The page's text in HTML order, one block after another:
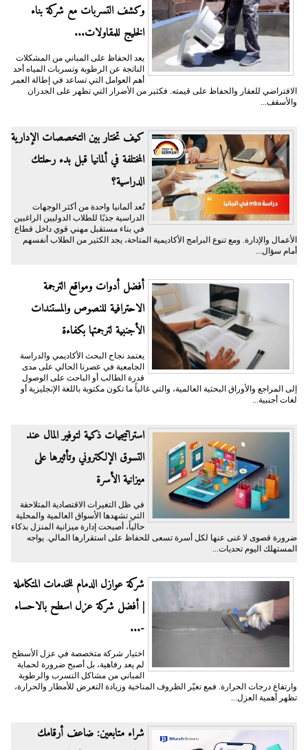
وكشف التسربات مع شركة بناء
الخليج للمقاولات...
يعد الحفاظ على المباني من المشكلات
الناتجة عن الرطوبة وتسربات المياه أحد
أهم العوامل التي تساعد في إطالة العمر
الافتراضي للعقار والحفاظ على قيمته. فكثير من الأضرار التي تظهر على الجدران
والأسقف...
كيف تختار بين التخصصات الإدارية
المختلفة في ألمانيا قبل بدء رحلتك
الدراسية؟
تُعد ألمانيا واحدة من أكثر الوجهات
الدراسية جذبًا للطلاب الدوليين الراغبين
في بناء مستقبل مهني قوي داخل قطاع
الأعمال والإدارة. ومع تنوع البرامج الأكاديمية المتاحة، يجد الكثير من الطلاب أنفسهم
أمام سؤال...
أفضل أدوات ومواقع الترجمة
الاحترافية للنصوص والمستندات
الأجنبية لترجمتها بكفاءة
يعتمد نجاح البحث الأكاديمي والدراسة
الجامعية في عصرنا الحالي على مدى
قدرة الطالب أو الباحث على الوصول
إلى المراجع والأوراق البحثية العالمية، والتي غالباً ما تكون مكتوبة باللغة الإنجليزية أو
لغات أجنبية...
​استراتيجيات ذكية لتوفير المال عند
التسوق الإلكتروني وتأثيرها على
ميزانية الأسرة
​في ظل التغيرات الاقتصادية المتلاحقة
التي تشهدها الأسواق العالمية والمحلية
حالياً، أصبحت إدارة ميزانية المنزل بذكاء
ضرورة قصوى لا غنى عنها لكل أسرة تسعى للحفاظ على استقرارها المالي. يواجه
المستهلك اليوم تحديات...
شركة عوازل الدمام للخدمات المتكاملة
| أفضل شركة عزل اسطح بالاحساء
-...
اختيار شركة متخصصة في عزل الأسطح
لم يعد رفاهية، بل أصبح ضرورة لحماية
المباني من مشاكل التسرب والرطوبة
وارتفاع درجات الحرارة. فمع تغيّر الظروف المناخية وزيادة التعرض للأمطار والحرارة،
تظهر أهمية العزل...
شراء متابعين: ضاعف أرقامك